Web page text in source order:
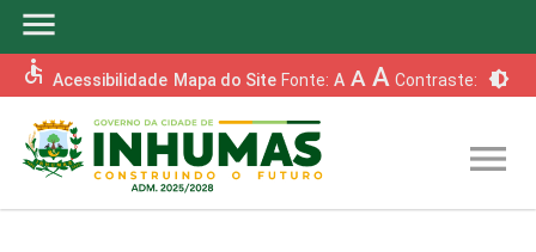
menu
accessible Acessibilidade Mapa do Site Fonte: A A A Contraste: brightness_6
menu